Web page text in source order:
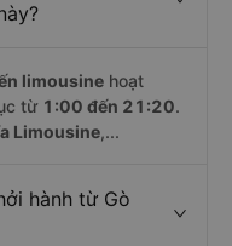
limousine hoạt
từ 1:00 đến 21:20.
Limousine,...
hành từ Gò